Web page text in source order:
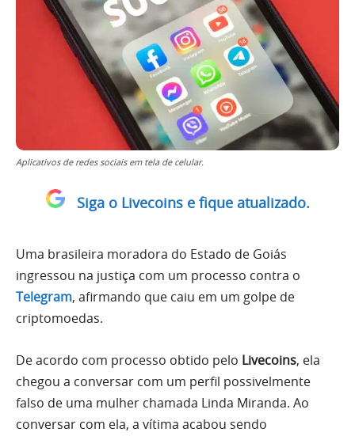
Aplicativos de redes sociais em tela de celular.
Siga o Livecoins e fique atualizado.
Uma brasileira moradora do Estado de Goiás
ingressou na justiça com um processo contra o
Telegram, afirmando que caiu em um golpe de
criptomoedas.
De acordo com processo obtido pelo Livecoins, ela
chegou a conversar com um perfil possivelmente
falso de uma mulher chamada Linda Miranda. Ao
conversar com ela, a vítima acabou sendo